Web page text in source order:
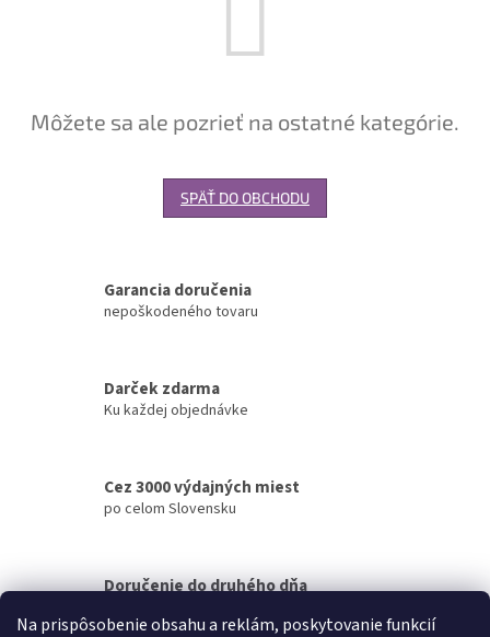
Na prispôsobenie obsahu a reklám, poskytovanie funkcií
Môžete sa ale pozrieť na ostatné kategórie.
SPÄŤ DO OBCHODU
Garancia doručenia
nepoškodeného tovaru
Darček zdarma
Ku každej objednávke
Cez 3000 výdajných miest
po celom Slovensku
Doručenie do druhého dňa